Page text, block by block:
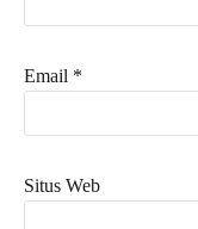
Email *
Situs Web